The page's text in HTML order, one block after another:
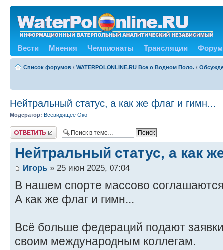
Вести Мнения Чемпионаты Трансляции Форум
Список форумов ‹ WATERPOLONLINE.RU Все о Водном Поло. ‹
Нейтральный статус, а как же флаг и гимн...
Модератор: Всевидящее Око
Ответить
Нейтральный статус, а как
Игорь » 25 июн 2025, 07:04
В нашем спорте массово
А как же флаг и гимн...
Всё больше федераций подают
своим международным коллегам.